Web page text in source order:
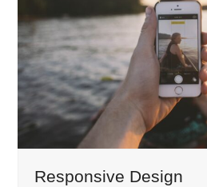
Responsive Design